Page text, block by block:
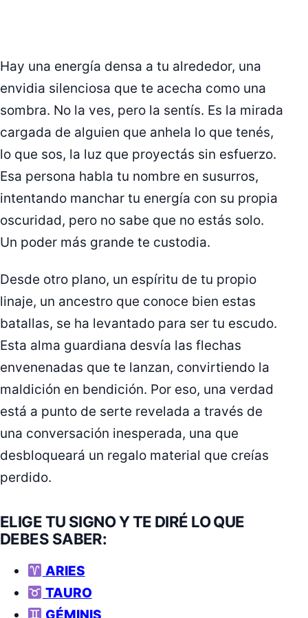
Hay una energía densa a tu alrededor, una
envidia silenciosa que te acecha como una
sombra. No la ves, pero la sentís. Es la mirada
cargada de alguien que anhela lo que tenés,
lo que sos, la luz que proyectás sin esfuerzo.
Esa persona habla tu nombre en susurros,
intentando manchar tu energía con su propia
oscuridad, pero no sabe que no estás solo.
Un poder más grande te custodia.
Desde otro plano, un espíritu de tu propio
linaje, un ancestro que conoce bien estas
batallas, se ha levantado para ser tu escudo.
Esta alma guardiana desvía las flechas
envenenadas que te lanzan, convirtiendo la
maldición en bendición. Por eso, una verdad
está a punto de serte revelada a través de
una conversación inesperada, una que
desbloqueará un regalo material que creías
perdido.
ELIGE TU SIGNO Y TE DIRÉ LO QUE
DEBES SABER:
ARIES
TAURO